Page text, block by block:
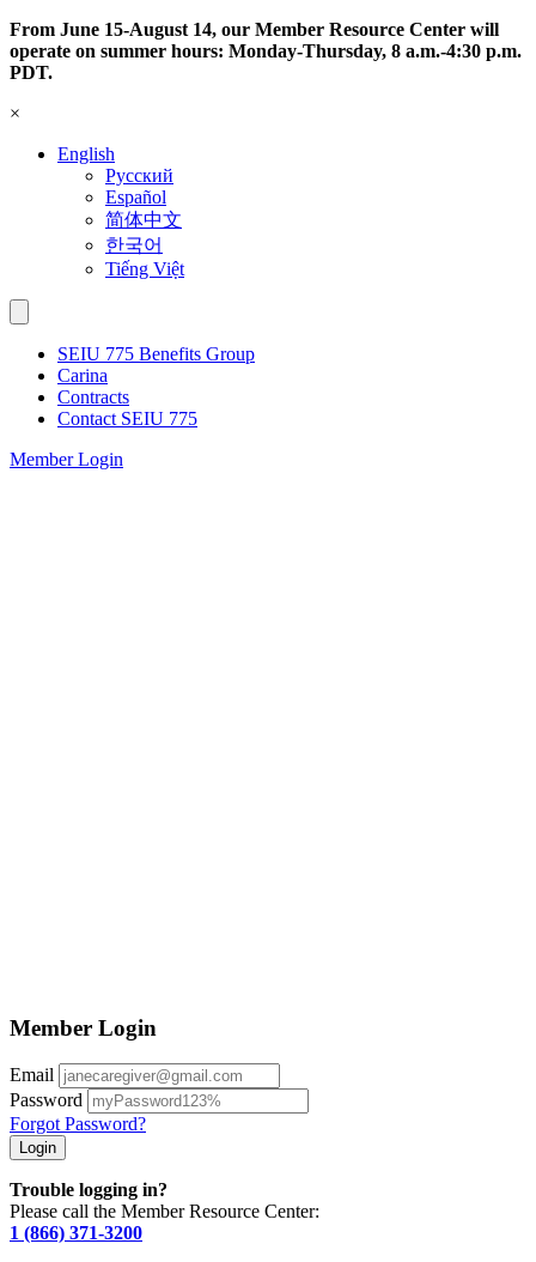
Skip
to
content
From June 15-August 14, our Member Resource Center will
operate on summer hours: Monday-Thursday, 8 a.m.-4:30 p.m.
PDT.
×
English
Русский
Español
简体中文
한국어
Tiếng Việt
SEIU 775 Benefits Group
Carina
Contracts
Contact SEIU 775
Member Login
Member Login
Email
Password
Forgot Password?
Trouble logging in?
Please call the Member Resource Center:
1 (866) 371-3200